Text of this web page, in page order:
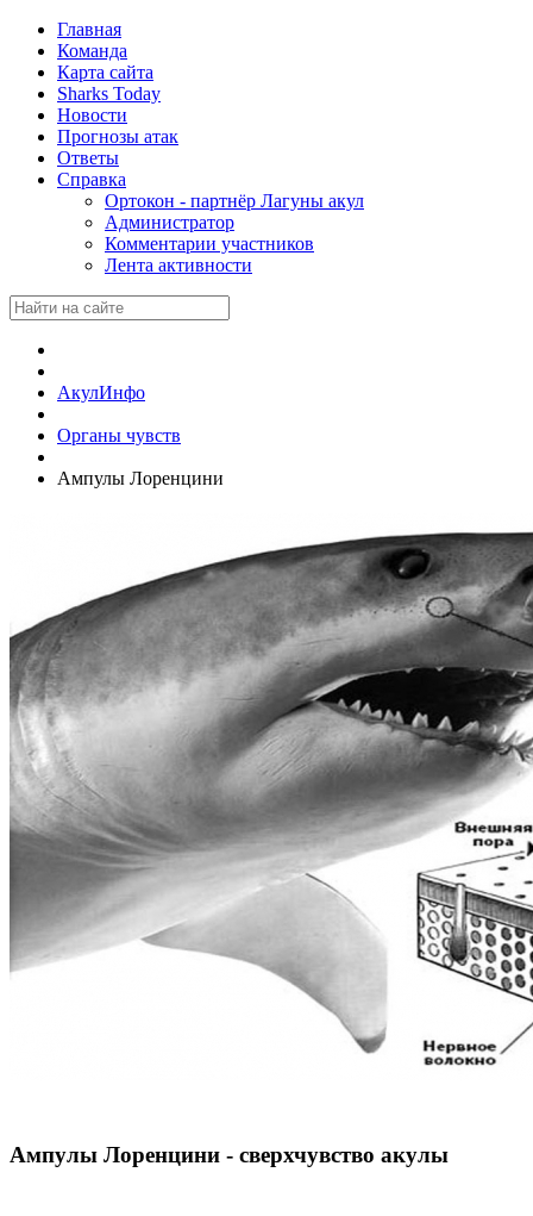
Главная
Команда
Карта сайта
Sharks Today
Новости
Прогнозы атак
Ответы
Справка
Ортокон - партнёр Лагуны акул
Администратор
Комментарии участников
Лента активности
АкулИнфо
Органы чувств
Ампулы Лоренцини
Ампулы Лоренцини - сверхчувство акулы